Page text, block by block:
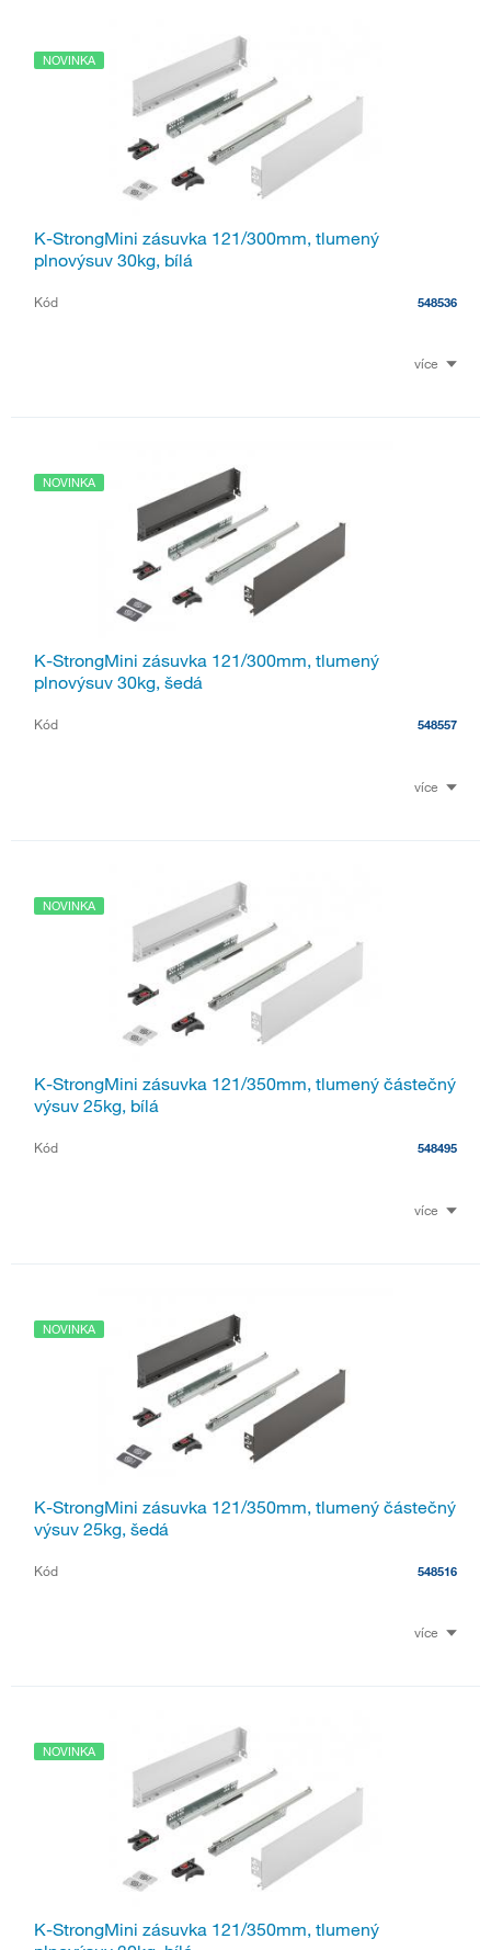
NOVINKA
K-StrongMini zásuvka 121/300mm, tlumený
plnovýsuv 30kg, bílá
Kód 548536
více
NOVINKA
K-StrongMini zásuvka 121/300mm, tlumený
plnovýsuv 30kg, šedá
Kód 548557
více
NOVINKA
K-StrongMini zásuvka 121/350mm, tlumený částečný
výsuv 25kg, bílá
Kód 548495
více
NOVINKA
K-StrongMini zásuvka 121/350mm, tlumený částečný
výsuv 25kg, šedá
Kód 548516
více
NOVINKA
K-StrongMini zásuvka 121/350mm, tlumený